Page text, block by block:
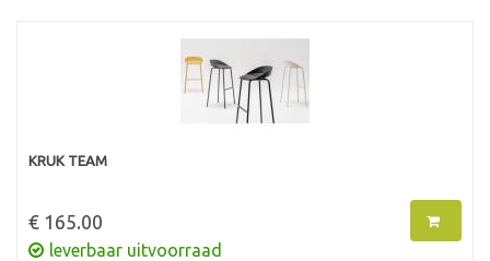
KRUK TEAM
€ 165.00
leverbaar uitvoorraad